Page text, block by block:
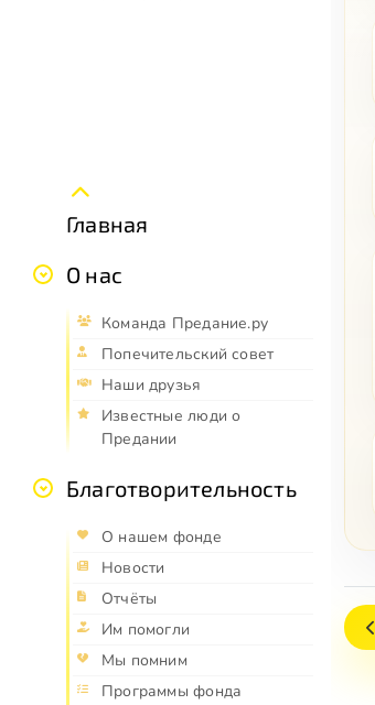
Главная
О нас
Команда Предание.ру
Попечительский совет
Наши друзья
Известные люди о
Предании
Благотворительность
О нашем фонде
Новости
Отчёты
Им помогли
Мы помним
Программы фонда